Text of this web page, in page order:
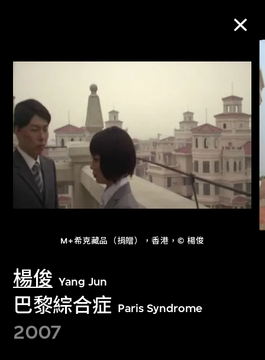
M+希克藏品（捐贈），香港，© 楊俊
楊俊 Yang Jun
巴黎綜合症 Paris Syndrome
2007
M+藏品
進一步篩選 搜索
關於M+藏品
文化藏品。